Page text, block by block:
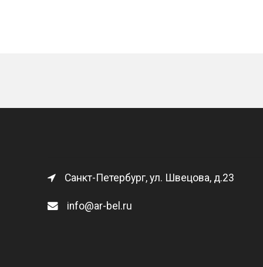
Санкт-Петербург, ул. Швецова, д.23
info@ar-bel.ru